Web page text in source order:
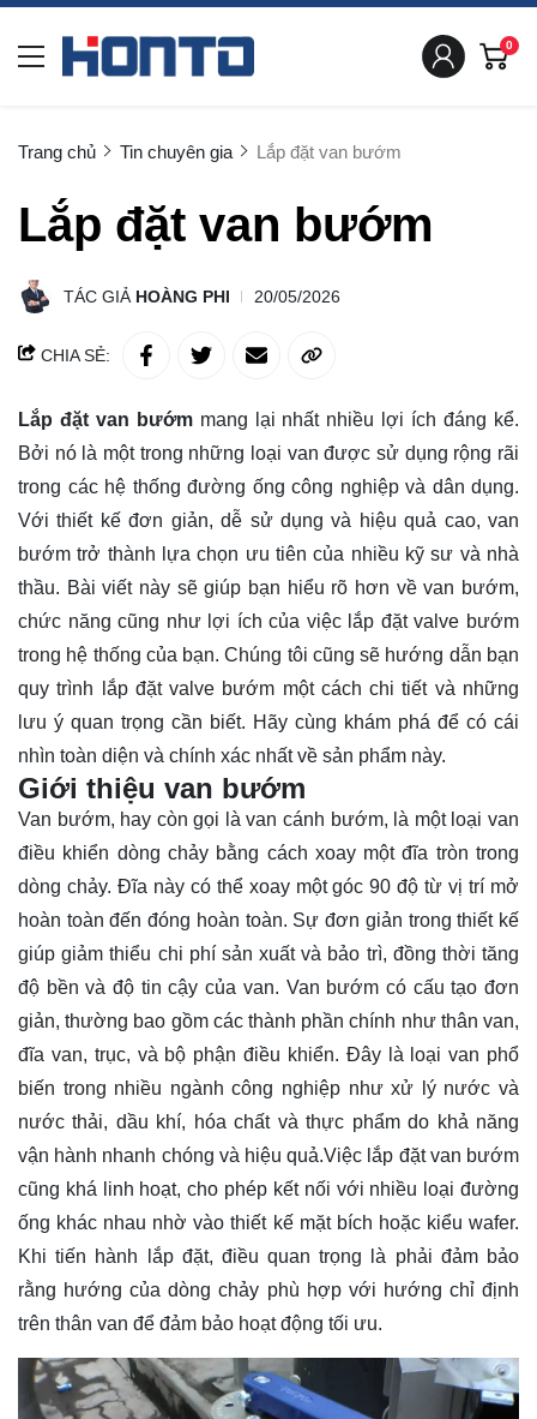
0
Trang chủ Tin chuyên gia Lắp đặt van bướm
Lắp đặt van bướm
TÁC GIẢ HOÀNG PHI 20/05/2026
CHIA SẺ:
Lắp đặt van bướmmang lại nhất nhiều lợi ích đáng kể.
Bởi nó là một trong những loại van được sử dụng rộng rãi
trong các hệ thống đường ống công nghiệp và dân dụng.
Với thiết kế đơn giản, dễ sử dụng và hiệu quả cao, van
bướm trở thành lựa chọn ưu tiên của nhiều kỹ sư và nhà
thầu. Bài viết này sẽ giúp bạn hiểu rõ hơn về van bướm,
chức năng cũng như lợi ích của việc lắp đặt valve bướm
trong hệ thống của bạn. Chúng tôi cũng sẽ hướng dẫn bạn
quy trình lắp đặt valve bướm một cách chi tiết và những
lưu ý quan trọng cần biết. Hãy cùng khám phá để có cái
nhìn toàn diện và chính xác nhất về sản phẩm này.
Giới thiệu van bướm
Van bướm, hay còn gọi là van cánh bướm, là một loại van
điều khiển dòng chảy bằng cách xoay một đĩa tròn trong
dòng chảy. Đĩa này có thể xoay một góc 90 độ từ vị trí mở
hoàn toàn đến đóng hoàn toàn. Sự đơn giản trong thiết kế
giúp giảm thiểu chi phí sản xuất và bảo trì, đồng thời tăng
độ bền và độ tin cậy của van. Van bướm có cấu tạo đơn
giản, thường bao gồm các thành phần chính như thân van,
đĩa van, trục, và bộ phận điều khiển. Đây là loại van phổ
biến trong nhiều ngành công nghiệp như xử lý nước và
nước thải, dầu khí, hóa chất và thực phẩm do khả năng
vận hành nhanh chóng và hiệu quả.Việc lắp đặt van bướm
cũng khá linh hoạt, cho phép kết nối với nhiều loại đường
ống khác nhau nhờ vào thiết kế mặt bích hoặc kiểu wafer.
Khi tiến hành lắp đặt, điều quan trọng là phải đảm bảo
rằng hướng của dòng chảy phù hợp với hướng chỉ định
trên thân van để đảm bảo hoạt động tối ưu.